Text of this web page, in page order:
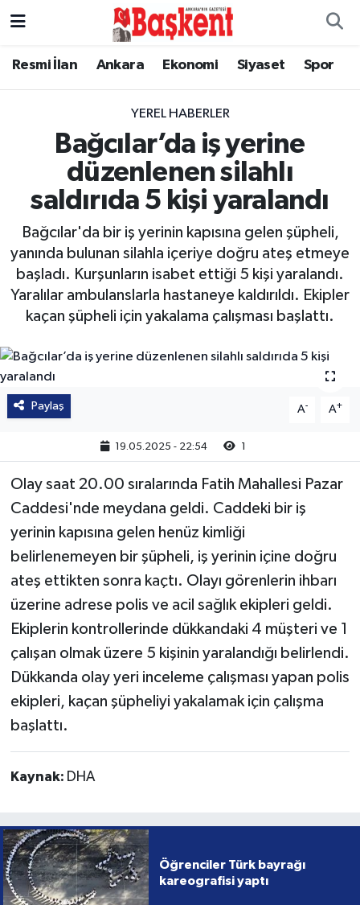
Resmi İlan Ankara Ekonomi Siyaset Spor
YEREL HABERLER
Bağcılar’da iş yerine
düzenlenen silahlı
saldırıda 5 kişi yaralandı
Bağcılar'da bir iş yerinin kapısına gelen şüpheli,
yanında bulunan silahla içeriye doğru ateş etmeye
başladı. Kurşunların isabet ettiği 5 kişi yaralandı.
Yaralılar ambulanslarla hastaneye kaldırıldı. Ekipler
kaçan şüpheli için yakalama çalışması başlattı.
Paylaş A- A+
19.05.2025 - 22:54 1
Olay saat 20.00 sıralarında Fatih Mahallesi Pazar
Caddesi'nde meydana geldi. Caddeki bir iş
yerinin kapısına gelen henüz kimliği
belirlenemeyen bir şüpheli, iş yerinin içine doğru
ateş ettikten sonra kaçtı. Olayı görenlerin ihbarı
üzerine adrese polis ve acil sağlık ekipleri geldi.
Ekiplerin kontrollerinde dükkandaki 4 müşteri ve 1
çalışan olmak üzere 5 kişinin yaralandığı belirlendi.
Dükkanda olay yeri inceleme çalışması yapan polis
ekipleri, kaçan şüpheliyi yakalamak için çalışma
başlattı.
Kaynak: DHA
Öğrenciler Türk bayrağı
kareografisi yaptı
Ankara
Çevre
Dünya
Eğitim
Ekonomi
Genel
Özel Haber
Resmi İlan
Siyaset
Spor
Teknoloji
Ankara Nöbetçi Eczaneler
Ankara Namaz Vakitleri
Ankara Trafik Yoğunluk Haritası
Süper Lig Puan Durumu ve Fikstür
Tüm Manşetler
Son Dakika Haberleri